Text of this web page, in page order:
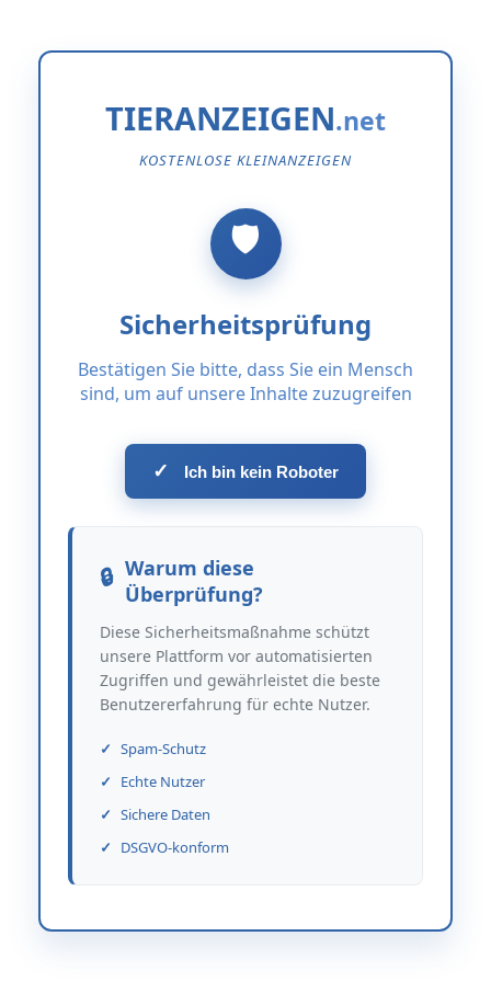
TIERANZEIGEN
KOSTENLOSE KLEINANZEIGEN
Sicherheitsprüfung
Bestätigen Sie bitte, dass Sie ein Mensch
sind, um auf unsere Inhalte zuzugreifen
✓ Ich bin kein Roboter
Warum diese
Überprüfung?
Diese Sicherheitsmaßnahme schützt
unsere Plattform vor automatisierten
Zugriffen und gewährleistet die beste
Benutzererfahrung für echte Nutzer.
Spam-Schutz
Echte Nutzer
Sichere Daten
DSGVO-konform